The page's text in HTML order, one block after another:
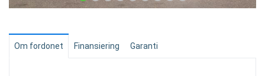
Om fordonet Finansiering Garanti